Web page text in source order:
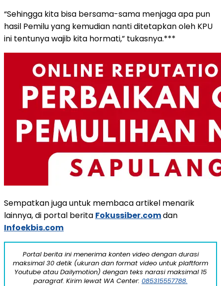
“Sehingga kita bisa bersama-sama menjaga apa pun
hasil Pemilu yang kemudian nanti ditetapkan oleh KPU
ini tentunya wajib kita hormati,” tukasnya.***
Sempatkan juga untuk membaca artikel menarik
lainnya, di portal berita Fokussiber.comdan
Infoekbis.com
Portal berita ini menerima konten video dengan durasi
maksimal 30 detik (ukuran dan format video untuk plaftform
Youtube atau Dailymotion) dengan teks narasi maksimal 15
paragraf. Kirim lewat WA Center: 085315557788.